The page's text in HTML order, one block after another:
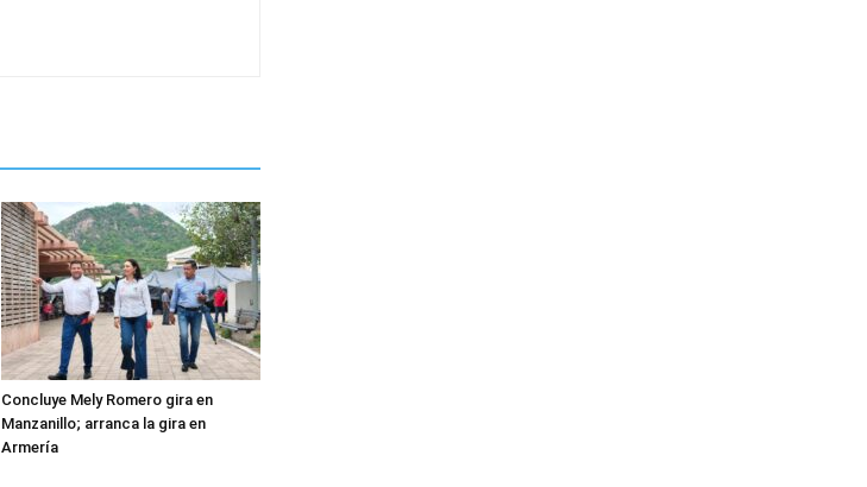
Concluye Mely Romero gira en
Manzanillo; arranca la gira en
Armería